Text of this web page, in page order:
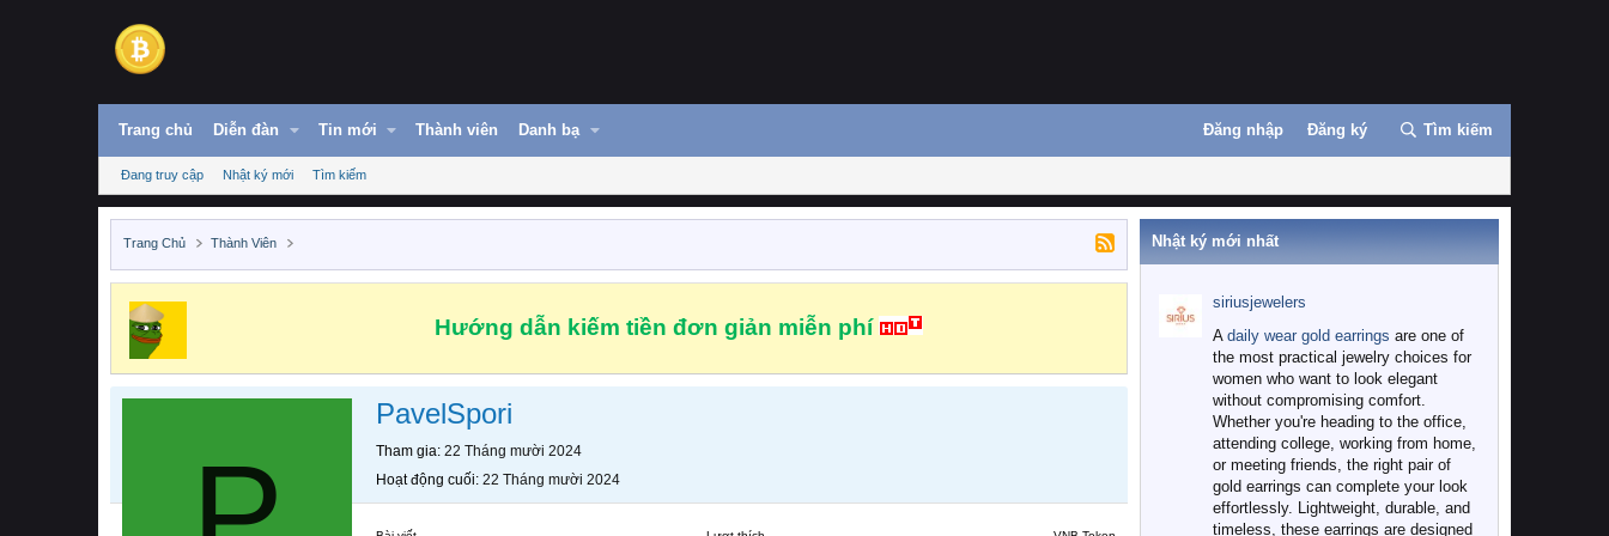
Trang chủ Diễn đàn Tin mới Thành viên Danh bạ Đăng nhập Đăng ký Tìm kiếm
Đang truy cập Nhật ký mới Tìm kiếm
Trang Chủ Thành Viên
Hướng dẫn kiếm tiền đơn giản miễn phí
PavelSpori
Tham gia 22 Tháng mười 2024
Hoạt động cuối 22 Tháng mười 2024
Nhật ký mới nhất
siriusjewelers
A daily wear gold earrings are one of
the most practical jewelry choices for
women who want to look elegant
without compromising comfort.
Whether you're heading to the office,
attending college, working from home,
or meeting friends, the right pair of
gold earrings can complete your look
effortlessly. Lightweight, durable, and
timeless, these earrings are designed